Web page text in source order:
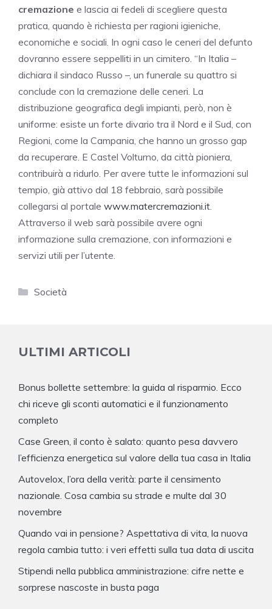
cremazione e lascia ai fedeli di scegliere questa
pratica, quando è richiesta per ragioni igieniche,
economiche e sociali. In ogni caso le ceneri del defunto
dovranno essere seppelliti in un cimitero. “In Italia –
dichiara il sindaco Russo –, un funerale su quattro si
conclude con la cremazione delle ceneri. La
distribuzione geografica degli impianti, però, non è
uniforme: esiste un forte divario tra il Nord e il Sud, con
Regioni, come la Campania, che hanno un grosso gap
da recuperare. E Castel Volturno, da città pioniera,
contribuirà a ridurlo. Per avere tutte le informazioni sul
tempio, già attivo dal 18 febbraio, sarà possibile
collegarsi al portale www.matercremazioni.it.
Attraverso il web sarà possibile avere ogni
informazione sulla cremazione, con informazioni e
servizi utili per l’utente.
Categorie
Società
ULTIMI ARTICOLI
Bonus bollette settembre: la guida al risparmio. Ecco
chi riceve gli sconti automatici e il funzionamento
completo
Case Green, il conto è salato: quanto pesa davvero
l’efficienza energetica sul valore della tua casa in Italia
Autovelox, l’ora della verità: parte il censimento
nazionale. Cosa cambia su strade e multe dal 30
novembre
Quando vai in pensione? Aspettativa di vita, la nuova
regola cambia tutto: i veri effetti sulla tua data di uscita
Stipendi nella pubblica amministrazione: cifre nette e
sorprese nascoste in busta paga